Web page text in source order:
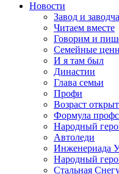
Новости
Завод и
Читаем вместе
Говорим и
Семейные
И я там был
Династии
Глава семьи
Профи
Возраст
Формула
Народный
Автоледи
Инженериада
Народный
Стальная